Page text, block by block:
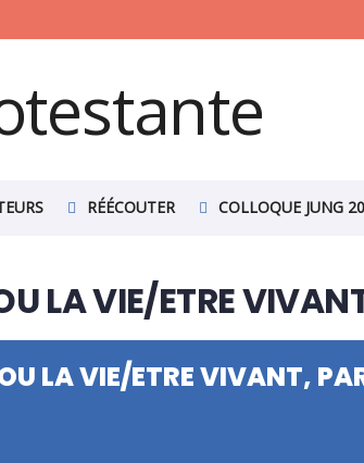
RÉÉCOUTER COLLOQUE JUNG
LA VIE/ETRE
LA VIE/ETRE VIVANT,